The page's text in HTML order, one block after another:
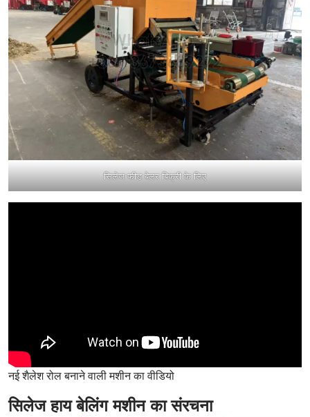
सिलेज फीड बेलर बिक्री के लिए
नई शैलेश रोल बनाने वाली मशीन का वीडियो
सिलेज हाय बेलिंग मशीन का संरचना